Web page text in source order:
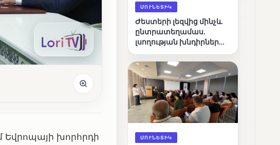
խորհրդի
ՄՈՒՆԵՏԻԿ
Ժեստերի լեզվից մինչև
ընտրատեղամաս.
լսողության խնդիրներ
ճանապարհը
ՄՈՒՆԵՏԻԿ